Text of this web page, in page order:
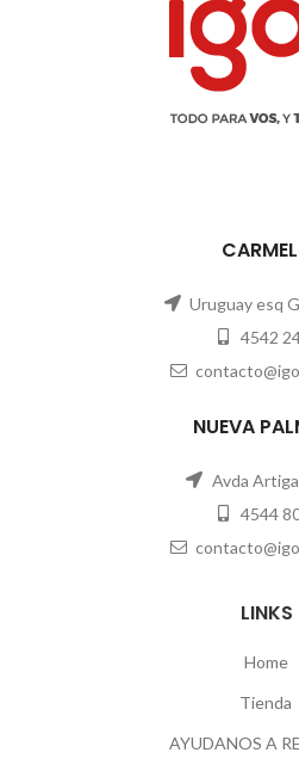
Uruguay esq
4542
NUEVA
Avda
4544
LINKS
Home
Tienda
AYUDANOS A